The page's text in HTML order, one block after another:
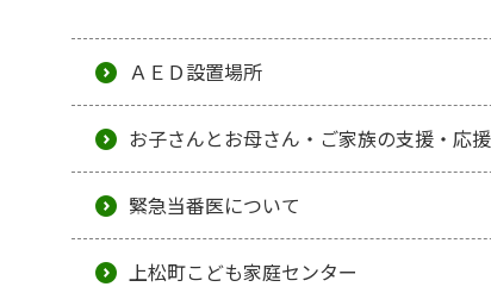
ＡＥＤ設置場所
お子さんとお母さん・ご家族の支援・応
緊急当番医について
上松町こども家庭センター